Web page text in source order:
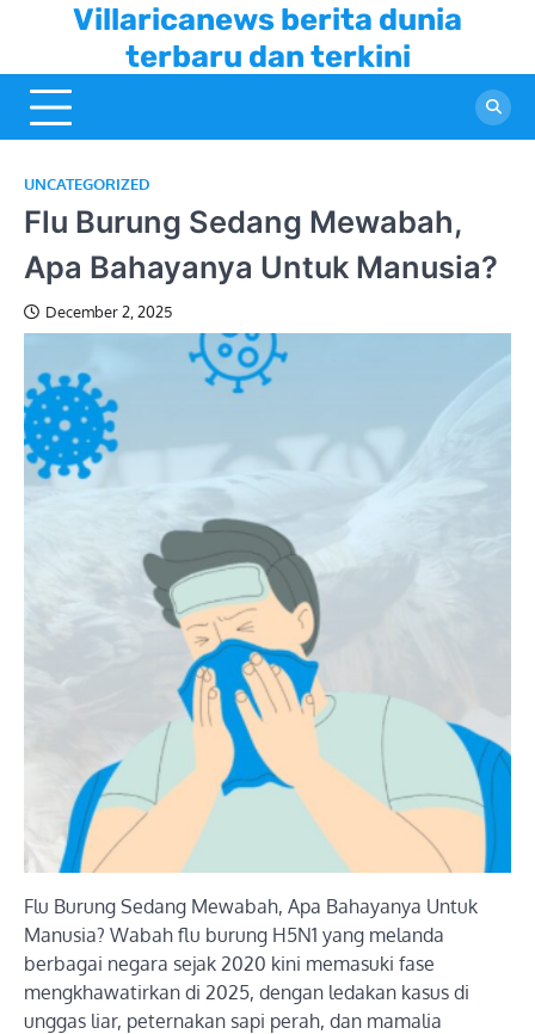
content
Villaricanews berita dunia
terbaru dan terkini
UNCATEGORIZED
Flu Burung Sedang Mewabah,
Apa Bahayanya Untuk Manusia?
December 2, 2025
Flu Burung Sedang Mewabah, Apa Bahayanya Untuk
Manusia? Wabah flu burung H5N1 yang melanda
berbagai negara sejak 2020 kini memasuki fase
mengkhawatirkan di 2025, dengan ledakan kasus di
unggas liar, peternakan sapi perah, dan mamalia